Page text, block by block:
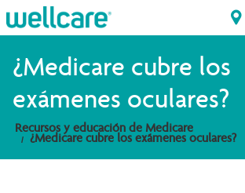
Explorar los Planes
Recursos para Miembros
Proveedores
¿Medicare cubre los
exámenes oculares?
Recursos y educación de Medicare
¿Medicare cubre los exámenes oculares?